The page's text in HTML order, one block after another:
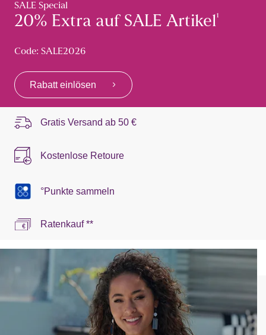
SALE Special
20% Extra auf SALE Artikel¹
Code: SALE2026
Rabatt einlösen
Gratis Versand ab 50 €
Kostenlose Retoure
°Punkte sammeln
Ratenkauf **